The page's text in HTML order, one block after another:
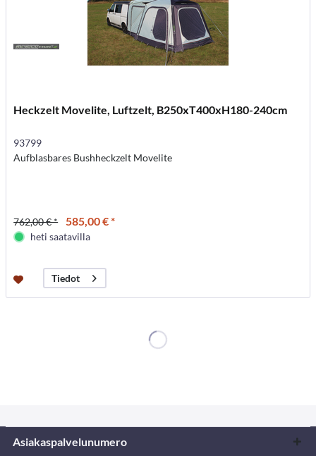
Heckzelt Movelite, Luftzelt, B250xT400xH180-240cm
93799
Aufblasbares Bushheckzelt Movelite
762,00 € * 585,00 € *
heti saatavilla
Tiedot
Asiakaspalvelunumero